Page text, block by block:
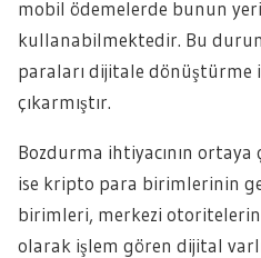
mobil ödemelerde bunun
kullanabilmektedir. Bu
paraları dijitale dönüştürme
çıkarmıştır.
Bozdurma ihtiyacının ortaya
ise kripto para birimlerinin
birimleri, merkezi otoritelerin
olarak işlem gören dijital